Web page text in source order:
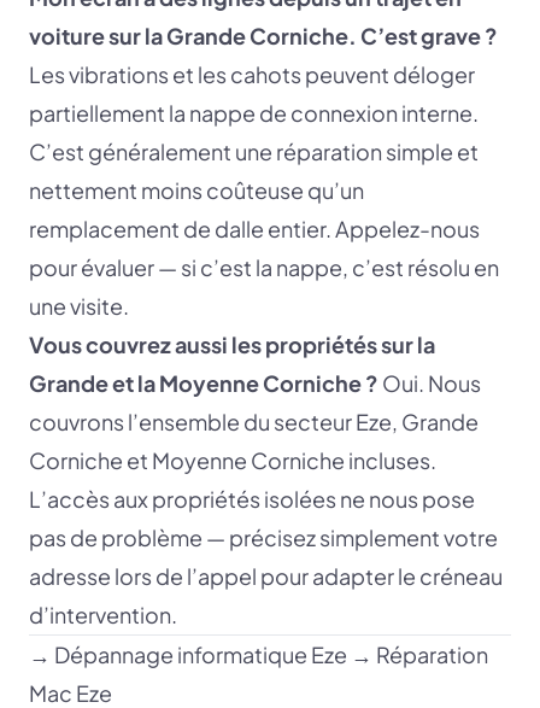
voiture sur la Grande Corniche. C’est grave ?
Les vibrations et les cahots peuvent déloger
partiellement la nappe de connexion interne.
C’est généralement une réparation simple et
nettement moins coûteuse qu’un
remplacement de dalle entier. Appelez-nous
pour évaluer — si c’est la nappe, c’est résolu en
une visite.
Vous couvrez aussi les propriétés sur la
Grande et la Moyenne Corniche ? Oui. Nous
couvrons l’ensemble du secteur Eze, Grande
Corniche et Moyenne Corniche incluses.
L’accès aux propriétés isolées ne nous pose
pas de problème — précisez simplement votre
adresse lors de l’appel pour adapter le créneau
d’intervention.
→ Dépannage informatique Eze → Réparation
Mac Eze